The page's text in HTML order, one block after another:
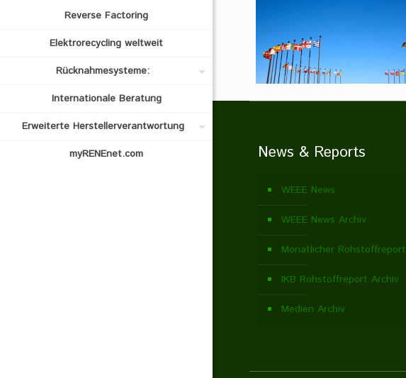
Reverse Factoring
Elektrorecycling weltweit
Rücknahmesysteme:
Internationale Beratung
Erweiterte Herstellerverantwortung
myRENEnet.com
News & Reports
WEEE News
WEEE News Archiv
Monatlicher Rohstoffreport
IKB Rohstoffreport Archiv
Medien Archiv